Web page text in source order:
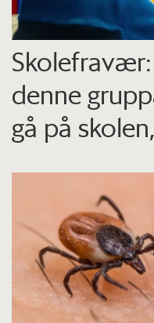
Skolefravær:
denne
gå på